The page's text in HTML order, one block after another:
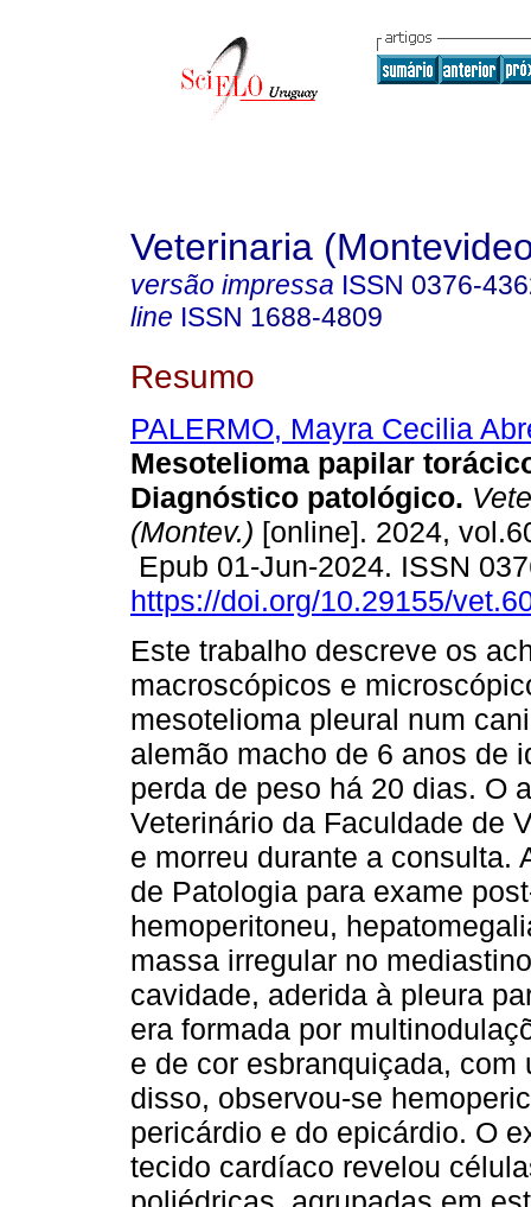
Veterinaria
versão impressa ISSN 0376-
line ISSN 1688-4809
Resumo
PALERMO, Mayra Cecilia
Mesotelioma papilar
Diagnóstico patológico.
(Montev.) [online]. 2024,
Epub 01-Jun-2024. ISSN
https://doi.org/10.29155/
Este trabalho descreve os
macroscópicos e
mesotelioma pleural num
alemão macho de 6 anos de
perda de peso há 20 dias. O
Veterinário da Faculdade de
e morreu durante a consulta.
de Patologia para exame
hemoperitoneu,
massa irregular no
cavidade, aderida à pleura
era formada por
e de cor esbranquiçada,
disso, observou-se
pericárdio e do epicárdio. O
tecido cardíaco revelou